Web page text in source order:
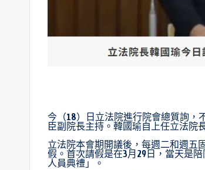
今（18）日立法院進行院會總質詢，
臣副院長主持。韓國瑜自上任立法院
立法院本會期開議後，每週二和週五
假。首次請假是在3月29日，當天是
人員典禮」。